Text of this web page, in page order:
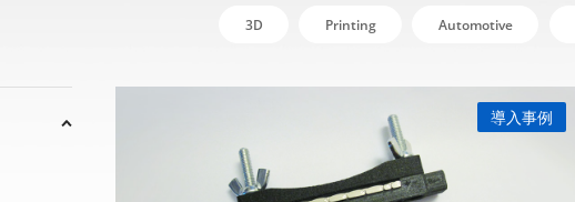
3D Printing Automotive
導入事例